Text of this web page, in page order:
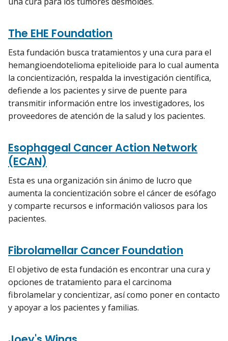
The EHE Foundation
Esta fundación busca tratamientos y una cura para el
hemangioendotelioma epitelioide para lo cual aumenta
la concientización, respalda la investigación científica,
defiende a los pacientes y sirve de puente para
transmitir información entre los investigadores, los
proveedores de atención de la salud y los pacientes.
Esophageal Cancer Action Network
(ECAN)
Esta es una organización sin ánimo de lucro que
aumenta la concientización sobre el cáncer de esófago
y comparte recursos e información valiosos para los
pacientes.
Fibrolamellar Cancer Foundation
El objetivo de esta fundación es encontrar una cura y
opciones de tratamiento para el carcinoma
fibrolamelar y concientizar, así como poner en contacto
y apoyar a los pacientes y familias.